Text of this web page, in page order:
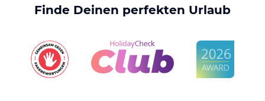
Finde Deinen perfekten Urlaub